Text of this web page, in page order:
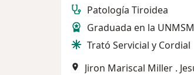
Patología Tiroidea
Graduada en la UNMSM
Trató Servicial y Cordial